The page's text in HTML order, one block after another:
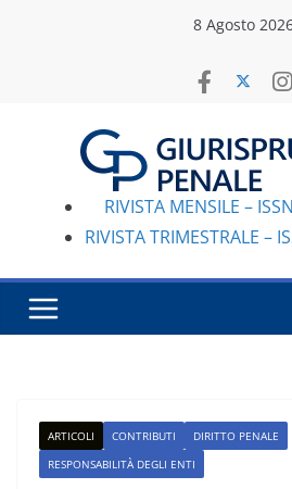
8 Agosto
RIVISTA MENSILE –
RIVISTA TRIMESTRALE –
ARTICOLI CONTRIBUTI
DIRITTO PENALE
RESPONSABILITÀ DEGLI ENTI